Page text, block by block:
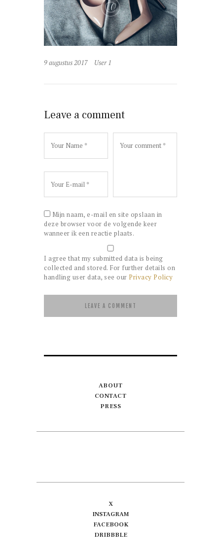
9 augustus 2017 User 1
Leave a comment
Mijn naam, e-mail en site opslaan in
deze browser voor de volgende keer
wanneer ik een reactie plaats.
I agree that my submitted data is being
collected and stored. For further details on
handling user data, see our Privacy Policy
ABOUT
CONTACT
PRESS
X
INSTAGRAM
FACEBOOK
DRIBBBLE